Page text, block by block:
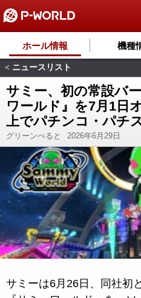
ホール情報 機種
< ニュースリスト
サミー、初の常設バ
ワールド』を7月1
上でパチンコ・パチ
グリーンべると 2026年6月29日
サミーは6月26日、同社初